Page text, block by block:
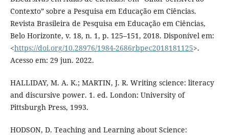
Contexto” sobre a Pesquisa em Educação em Ciências.
Revista Brasileira de Pesquisa em Educação em Ciências,
Belo Horizonte, v. 18, n. 1, p. 125–151, 2018. Disponível em:
<https://doi.org/10.28976/1984-2686rbpec2018181125>.
Acesso em: 29 jun. 2022.
HALLIDAY, M. A. K.; MARTIN, J. R. Writing science: literacy
and discursive power. 1. ed. London: University of
Pittsburgh Press, 1993.
HODSON, D. Teaching and Learning about Science: